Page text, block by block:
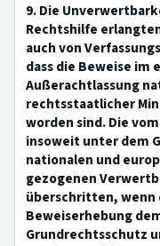
9. Die
Rechtshilfe
auch von
dass die Beweise
Außerachtlassung
rechtsstaatlicher
worden sind. Die
insoweit unter dem
nationalen und
gezogenen
überschritten, wenn
Beweiserhebung
Grundrechtsschutz